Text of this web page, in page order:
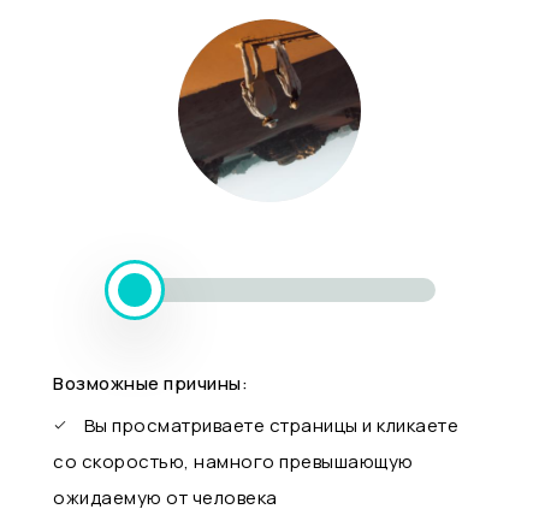
Возможные причины:
Вы просматриваете страницы и кликаете
со скоростью, намного превышающую
ожидаемую от человека